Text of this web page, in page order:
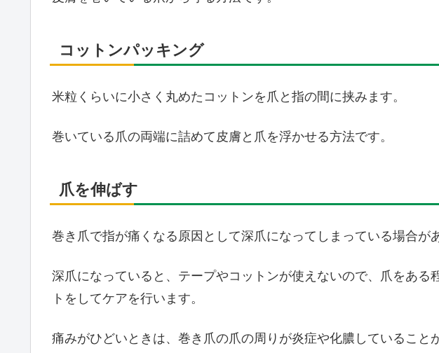
コットンパッキング
米粒くらいに小さく丸めたコットンを爪と指の間に挟みます。
巻いている爪の両端に詰めて皮膚と爪を浮かせる方法です。
爪を伸ばす
巻き爪で指が痛くなる原因として深爪になってしまっている場合が
深爪になっていると、テープやコットンが使えないので、爪をある
トをしてケアを行います。
痛みがひどいときは、巻き爪の爪の周りが炎症や化膿していること